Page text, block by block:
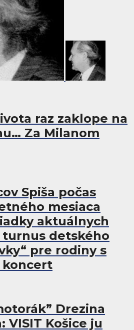
raz zaklope na
Za Milanom
Spiša počas
mesiaca
aktuálnych
detského
pre rodiny s
Drezina
VISIT Košice ju